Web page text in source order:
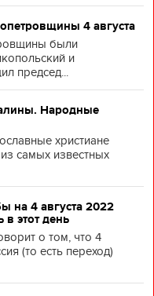
4 августа
были
и
председ...
Народные
христиане
самых известных
на 4 августа 2022
в этот день
о том, что 4
(то есть переход)